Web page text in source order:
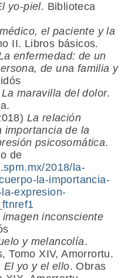
yo-piel. Biblioteca
el paciente y la
II. Libros básicos.
enfermedad: de un
de una familia y
La maravilla del dolor.
La relación
importancia de la
psicosomática.
de
2018/la-
la-importancia-
expresion-
imagen inconsciente
y melancolía.
Tomo XIV, Amorrortu.
El yo y el ello. Obras